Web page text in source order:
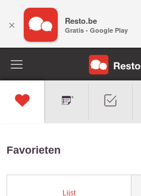
Favorieten
Lijst
× Resto.be
Gratis - Google Play